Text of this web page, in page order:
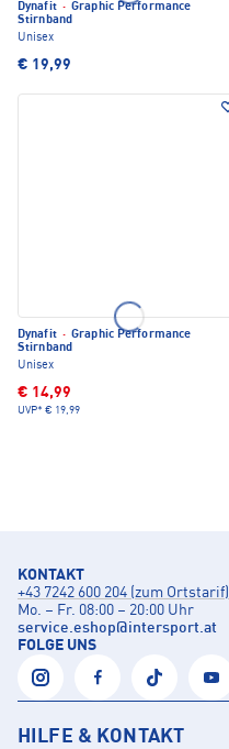
Dynafit · Graphic Performance
Stirnband
Unisex
€ 19,99
Dynafit · Graphic Performance
Stirnband
Unisex
€ 14,99
UVP* € 19,99
KONTAKT
+43 7242 600 204 (zum Ortstarif)
Mo. – Fr. 08:00 – 20:00 Uhr
service.eshop@intersport.at
FOLGE UNS
HILFE & KONTAKT